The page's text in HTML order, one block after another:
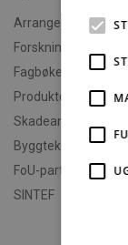
Arrangementer og
Forskningsrapporter
Fagbøker og nettkurs
Skadeanalyse
Byggteknisk
FoU-partner
SINTEF